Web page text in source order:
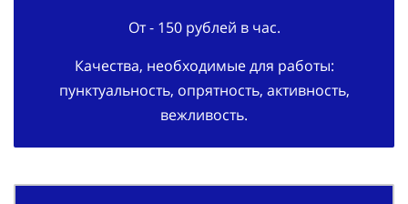
От - 150 рублей в час.
Качества, необходимые для работы:
пунктуальность, опрятность, активность,
вежливость.